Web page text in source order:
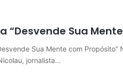
“Desvende Sua
Sua Mente com Propósito”
jornalista…